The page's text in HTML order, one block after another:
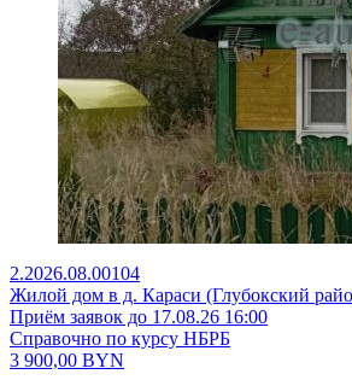
2.2026.08.00104
Жилой дом в д. Караси (Глубокский
Приём заявок до 17.08.26 16:00
Справочно по курсу НБРБ
3 900,00 BYN